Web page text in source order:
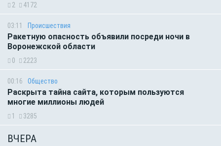
2 4172
03:11 Происшествия
Ракетную опасность объявили посреди ночи в
Воронежской области
0 2223
00:16 Общество
Раскрыта тайна сайта, которым пользуются
многие миллионы людей
1 3285
ВЧЕРА